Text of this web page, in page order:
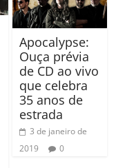
Apocalypse:
Ouça prévia
de CD ao vivo
que celebra
35 anos de
estrada
3 de janeiro de
2019
0